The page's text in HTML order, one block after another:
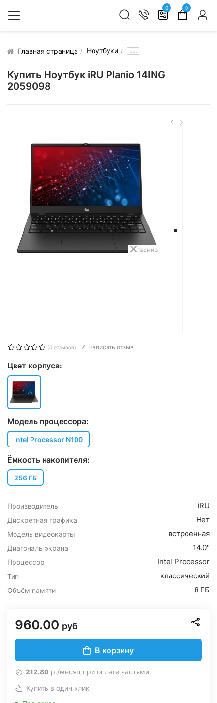
0 0
Главная страница Ноутбуки .....
Купить Ноутбук iRU Planio 14ING
2059098
(0 отзывов) Написать отзыв
Цвет корпуса:
Модель процессора:
Intel Processor N100
Ёмкость накопителя:
256 ГБ
Производитель iRU
Дискретная графика Нет
Модель видеокарты встроенная
Диагональ экрана 14.0"
Процессор Intel Processor
Тип классический
Объём памяти 8 ГБ
960.00 руб
В корзину
212.80 р./месяц при оплате частями
Купить в один клик